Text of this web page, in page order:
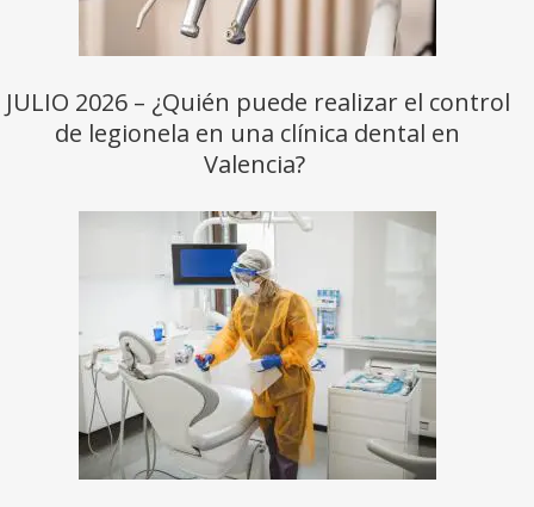
JULIO 2026 – ¿Quién puede realizar el control
de legionela en una clínica dental en
Valencia?